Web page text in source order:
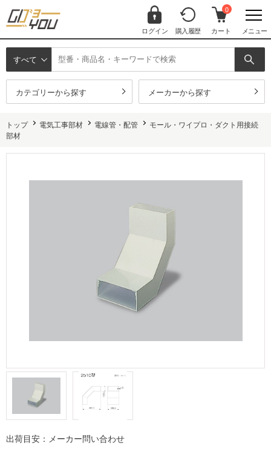
ログイン 購入履歴
0
カート メニュー
すべて
カテゴリーから探す メーカーから探す
トップ 電気工事部材 電線管・配管
モール・ワイプロ・ダクト用接続
部材
出荷目安：メーカー問い合わせ